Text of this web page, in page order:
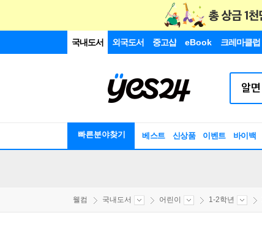
국내도서 외국도서 중고샵 eBook 크레마클럽
빠른분야찾기 베스트 신상품 이벤트 바이백
웰컴 국내도서 어린이 1-2학년